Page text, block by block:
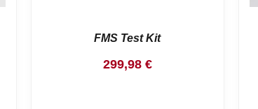
FMS Test Kit
299,98 €